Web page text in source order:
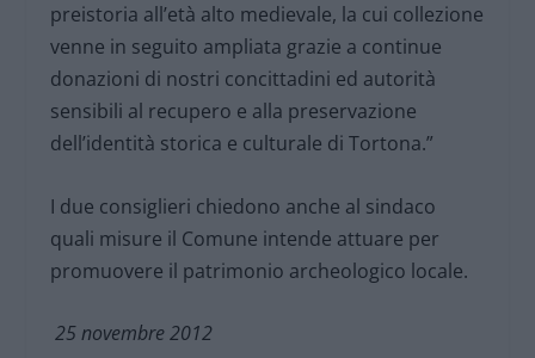
preistoria all’età alto medievale, la cui collezione
venne in seguito ampliata grazie a continue
donazioni di nostri concittadini ed autorità
sensibili al recupero e alla preservazione
dell’identità storica e culturale di Tortona.”
I due consiglieri chiedono anche al sindaco
quali misure il Comune intende attuare per
promuovere il patrimonio archeologico locale.
25 novembre 2012